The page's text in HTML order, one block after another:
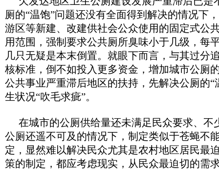
厕的“温饱”问题还没有全面得到解决的情况下
游区等新建、改建供社会公众使用的固定式公
用范围，强制要求公共厕所臭味小于几级，每
几只无疑是本末倒置。就眼下而言，与其过分
核标准，倒不如投入更多资金，增加城市公厕
公共事业严重滞后地区的扶持，先解决公厕的“
生状况“吹毛求疵”。
在城市的公厕供给量还未满足民众要求、不
公厕还遥不可及的情况下，制定类似于苍蝇不
定，显然难以解决民众尤其是农村地区居民最
策的制定，都应考虑现实，从民众最迫切的需